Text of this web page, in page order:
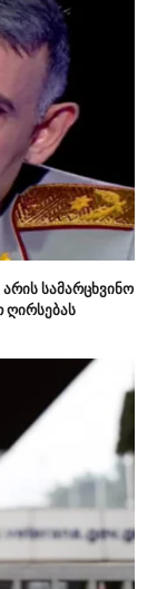
სამარცხვინო
ღირსებას